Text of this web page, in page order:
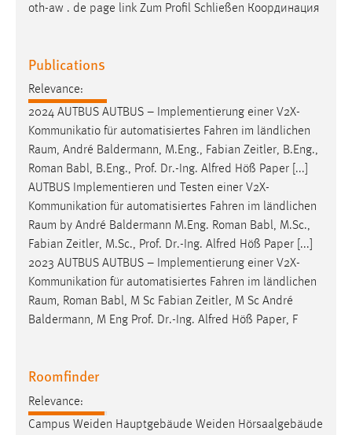
oth-aw . de page link Zum Profil Schließen Координация
Publications
Relevance:
2024 AUTBUS AUTBUS – Implementierung einer V2X-
Kommunikatio für automatisiertes Fahren im ländlichen
Raum, André Baldermann, M.Eng., Fabian Zeitler, B.Eng.,
Roman Babl, B.Eng., Prof. Dr.-Ing. Alfred Höß Paper [...]
AUTBUS Implementieren und Testen einer V2X-
Kommunikation für automatisiertes Fahren im ländlichen
Raum by André Baldermann M.Eng. Roman Babl, M.Sc.,
Fabian Zeitler, M.Sc., Prof. Dr.-Ing. Alfred Höß Paper [...]
2023 AUTBUS AUTBUS – Implementierung einer V2X-
Kommunikation für automatisiertes Fahren im ländlichen
Raum, Roman Babl, M Sc Fabian Zeitler, M Sc André
Baldermann, M Eng Prof. Dr.-Ing. Alfred Höß Paper, F
Roomfinder
Relevance:
Campus Weiden Hauptgebäude Weiden Hörsaalgebäude